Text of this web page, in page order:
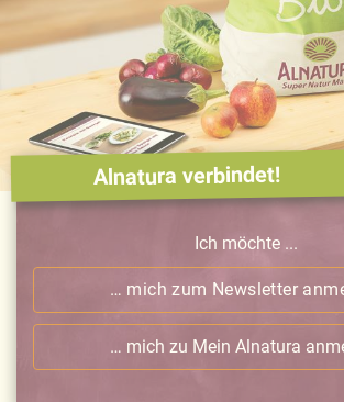
Alnatura verbindet!
Ich möchte ...
… mich zum Newsletter
… mich zu Mein Alnatura